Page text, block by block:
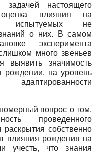
настоящего
оценка влияния на
испытуемых не
о них. В самом
эксперимента
много звеньев
выявить значимость
рождении, на уровень
адаптированности
вопрос о том,
проведенного
раскрытия собственно
влияния рождения на
учесть, что знания